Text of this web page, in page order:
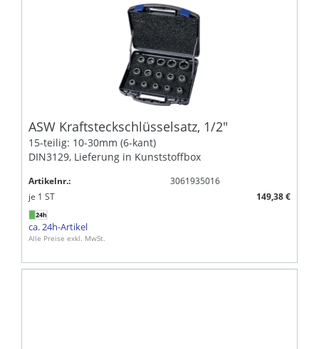
ASW Kraftsteckschlüsselsatz, 1/2"
15-teilig: 10-30mm (6-kant)
DIN3129, Lieferung in Kunststoffbox
Artikelnr.:
3061935016
je 1 ST 149,38 €
ca. 24h-Artikel
Alle Preise exkl. MwSt.